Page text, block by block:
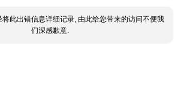
将此出错信息详细记录, 由此给您带来的访问不便我
们深感歉意.